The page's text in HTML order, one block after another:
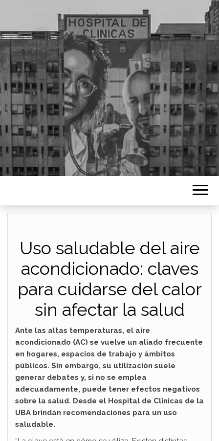
Uso saludable del aire
acondicionado: claves
para cuidarse del calor
sin afectar la salud
Ante las altas temperaturas, el aire
acondicionado (AC) se vuelve un aliado frecuente
en hogares, espacios de trabajo y ámbitos
públicos. Sin embargo, su utilización suele
generar debates y, si no se emplea
adecuadamente, puede tener efectos negativos
sobre la salud. Desde el Hospital de Clínicas de la
UBA brindan recomendaciones para un uso
saludable.